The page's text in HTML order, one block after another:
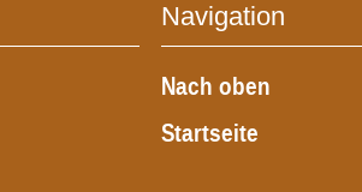
Navigation
Nach oben
Startseite